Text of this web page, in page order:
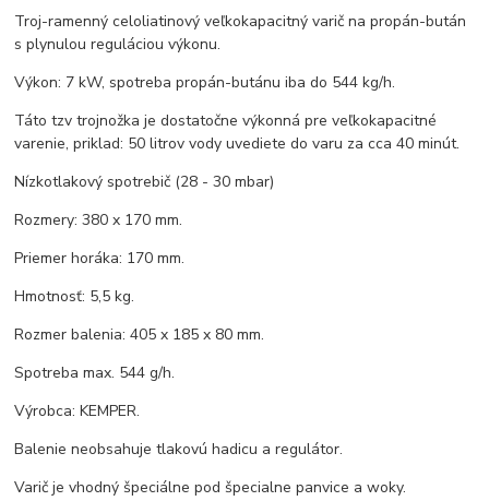
Troj-ramenný celoliatinový veľkokapacitný varič na propán-bután
s plynulou reguláciou výkonu.
Výkon: 7 kW, spotreba propán-butánu iba do 544 kg/h.
Táto tzv trojnožka je dostatočne výkonná pre veľkokapacitné
varenie, priklad: 50 litrov vody uvediete do varu za cca 40 minút.
Nízkotlakový spotrebič (28 - 30 mbar)
Rozmery: 380 x 170 mm.
Priemer horáka: 170 mm.
Hmotnosť: 5,5 kg.
Rozmer balenia: 405 x 185 x 80 mm.
Spotreba max. 544 g/h.
Výrobca: KEMPER.
Balenie neobsahuje tlakovú hadicu a regulátor.
Varič je vhodný špeciálne pod špecialne panvice a woky.